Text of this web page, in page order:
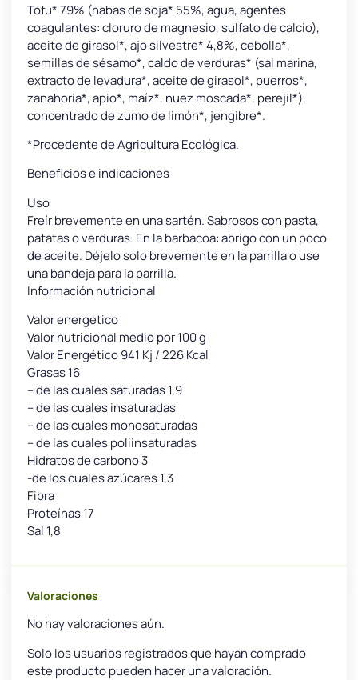
Tofu* 79% (habas de soja* 55%, agua, agentes
coagulantes: cloruro de magnesio, sulfato de calcio),
aceite de girasol*, ajo silvestre* 4,8%, cebolla*,
semillas de sésamo*, caldo de verduras* (sal marina,
extracto de levadura*, aceite de girasol*, puerros*,
zanahoria*, apio*, maíz*, nuez moscada*, perejil*),
concentrado de zumo de limón*, jengibre*.
*Procedente de Agricultura Ecológica.
Beneficios e indicaciones
Uso
Freír brevemente en una sartén. Sabrosos con pasta,
patatas o verduras. En la barbacoa: abrigo con un poco
de aceite. Déjelo solo brevemente en la parrilla o use
una bandeja para la parrilla.
Información nutricional
Valor energetico
Valor nutricional medio por 100 g
Valor Energético 941 Kj / 226 Kcal
Grasas 16
– de las cuales saturadas 1,9
– de las cuales insaturadas
– de las cuales monosaturadas
– de las cuales poliinsaturadas
Hidratos de carbono 3
-de los cuales azúcares 1,3
Fibra
Proteínas 17
Sal 1,8
Valoraciones
No hay valoraciones aún.
Solo los usuarios registrados que hayan comprado
este producto pueden hacer una valoración.